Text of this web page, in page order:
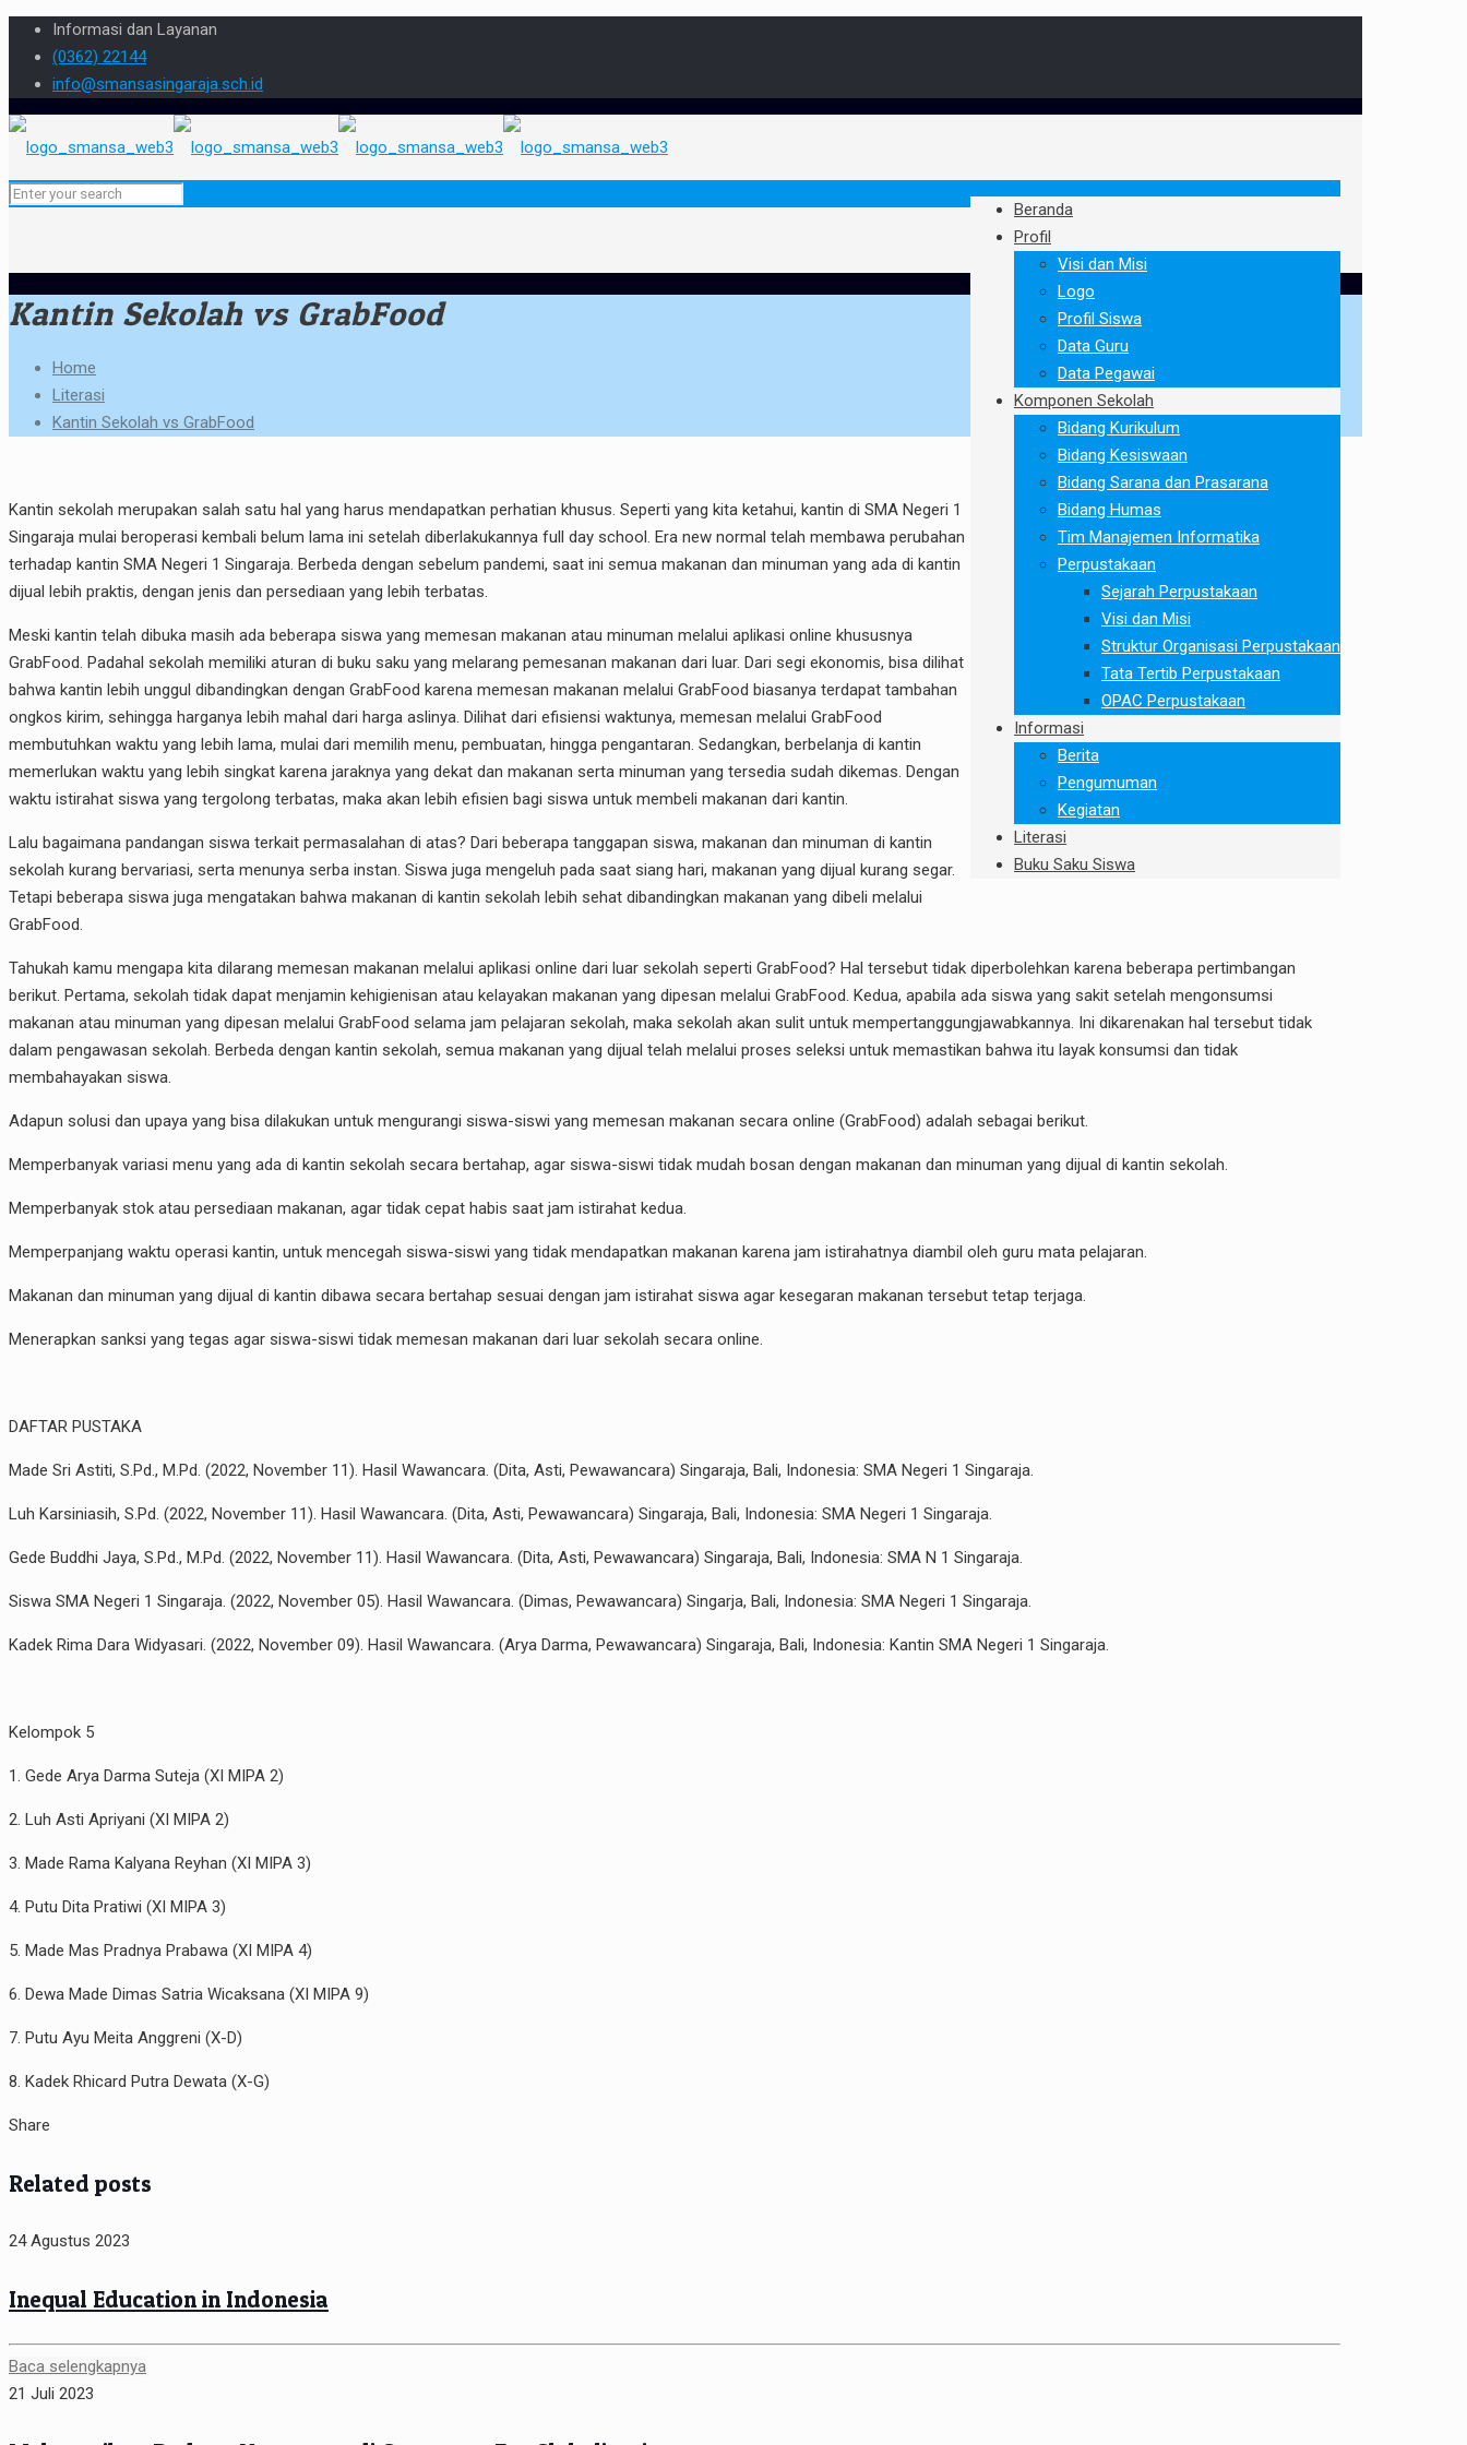
Informasi dan Layanan
(0362) 22144
info@smansasingaraja.sch.id
Beranda
Profil
Visi dan Misi
Logo
Profil Siswa
Data Guru
Data Pegawai
Komponen Sekolah
Bidang Kurikulum
Bidang Kesiswaan
Bidang Sarana dan Prasarana
Bidang Humas
Tim Manajemen Informatika
Perpustakaan
Sejarah Perpustakaan
Visi dan Misi
Struktur Organisasi Perpustakaan
Tata Tertib Perpustakaan
OPAC Perpustakaan
Informasi
Berita
Pengumuman
Kegiatan
Literasi
Buku Saku Siswa
Kantin Sekolah vs GrabFood
Home
Literasi
Kantin Sekolah vs GrabFood
Kantin sekolah merupakan salah satu hal yang harus mendapatkan perhatian khusus. Seperti yang kita ketahui, kantin di SMA Negeri 1
Singaraja mulai beroperasi kembali belum lama ini setelah diberlakukannya full day school. Era new normal telah membawa perubahan
terhadap kantin SMA Negeri 1 Singaraja. Berbeda dengan sebelum pandemi, saat ini semua makanan dan minuman yang ada di kantin
dijual lebih praktis, dengan jenis dan persediaan yang lebih terbatas.
Meski kantin telah dibuka masih ada beberapa siswa yang memesan makanan atau minuman melalui aplikasi online khususnya
GrabFood. Padahal sekolah memiliki aturan di buku saku yang melarang pemesanan makanan dari luar. Dari segi ekonomis, bisa dilihat
bahwa kantin lebih unggul dibandingkan dengan GrabFood karena memesan makanan melalui GrabFood biasanya terdapat tambahan
ongkos kirim, sehingga harganya lebih mahal dari harga aslinya. Dilihat dari efisiensi waktunya, memesan melalui GrabFood
membutuhkan waktu yang lebih lama, mulai dari memilih menu, pembuatan, hingga pengantaran. Sedangkan, berbelanja di kantin
memerlukan waktu yang lebih singkat karena jaraknya yang dekat dan makanan serta minuman yang tersedia sudah dikemas. Dengan
waktu istirahat siswa yang tergolong terbatas, maka akan lebih efisien bagi siswa untuk membeli makanan dari kantin.
Lalu bagaimana pandangan siswa terkait permasalahan di atas? Dari beberapa tanggapan siswa, makanan dan minuman di kantin
sekolah kurang bervariasi, serta menunya serba instan. Siswa juga mengeluh pada saat siang hari, makanan yang dijual kurang segar.
Tetapi beberapa siswa juga mengatakan bahwa makanan di kantin sekolah lebih sehat dibandingkan makanan yang dibeli melalui
GrabFood.
Tahukah kamu mengapa kita dilarang memesan makanan melalui aplikasi online dari luar sekolah seperti GrabFood? Hal tersebut tidak diperbolehkan karena beberapa pertimbangan
berikut. Pertama, sekolah tidak dapat menjamin kehigienisan atau kelayakan makanan yang dipesan melalui GrabFood. Kedua, apabila ada siswa yang sakit setelah mengonsumsi
makanan atau minuman yang dipesan melalui GrabFood selama jam pelajaran sekolah, maka sekolah akan sulit untuk mempertanggungjawabkannya. Ini dikarenakan hal tersebut tidak
dalam pengawasan sekolah. Berbeda dengan kantin sekolah, semua makanan yang dijual telah melalui proses seleksi untuk memastikan bahwa itu layak konsumsi dan tidak
membahayakan siswa.
Adapun solusi dan upaya yang bisa dilakukan untuk mengurangi siswa-siswi yang memesan makanan secara online (GrabFood) adalah sebagai berikut.
Memperbanyak variasi menu yang ada di kantin sekolah secara bertahap, agar siswa-siswi tidak mudah bosan dengan makanan dan minuman yang dijual di kantin sekolah.
Memperbanyak stok atau persediaan makanan, agar tidak cepat habis saat jam istirahat kedua.
Memperpanjang waktu operasi kantin, untuk mencegah siswa-siswi yang tidak mendapatkan makanan karena jam istirahatnya diambil oleh guru mata pelajaran.
Makanan dan minuman yang dijual di kantin dibawa secara bertahap sesuai dengan jam istirahat siswa agar kesegaran makanan tersebut tetap terjaga.
Menerapkan sanksi yang tegas agar siswa-siswi tidak memesan makanan dari luar sekolah secara online.
DAFTAR PUSTAKA
Made Sri Astiti, S.Pd., M.Pd. (2022, November 11). Hasil Wawancara. (Dita, Asti, Pewawancara) Singaraja, Bali, Indonesia: SMA Negeri 1 Singaraja.
Luh Karsiniasih, S.Pd. (2022, November 11). Hasil Wawancara. (Dita, Asti, Pewawancara) Singaraja, Bali, Indonesia: SMA Negeri 1 Singaraja.
Gede Buddhi Jaya, S.Pd., M.Pd. (2022, November 11). Hasil Wawancara. (Dita, Asti, Pewawancara) Singaraja, Bali, Indonesia: SMA N 1 Singaraja.
Siswa SMA Negeri 1 Singaraja. (2022, November 05). Hasil Wawancara. (Dimas, Pewawancara) Singarja, Bali, Indonesia: SMA Negeri 1 Singaraja.
Kadek Rima Dara Widyasari. (2022, November 09). Hasil Wawancara. (Arya Darma, Pewawancara) Singaraja, Bali, Indonesia: Kantin SMA Negeri 1 Singaraja.
Kelompok 5
1. Gede Arya Darma Suteja (XI MIPA 2)
2. Luh Asti Apriyani (XI MIPA 2)
3. Made Rama Kalyana Reyhan (XI MIPA 3)
4. Putu Dita Pratiwi (XI MIPA 3)
5. Made Mas Pradnya Prabawa (XI MIPA 4)
6. Dewa Made Dimas Satria Wicaksana (XI MIPA 9)
7. Putu Ayu Meita Anggreni (X-D)
8. Kadek Rhicard Putra Dewata (X-G)
Share
Related posts
24 Agustus 2023
Inequal Education in Indonesia
Baca selengkapnya
21 Juli 2023